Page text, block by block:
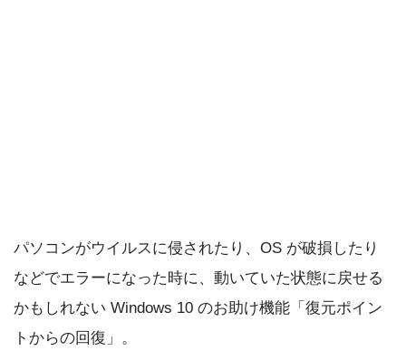
パソコンがウイルスに侵されたり、OS が破損したり
などでエラーになった時に、動いていた状態に戻せる
かもしれない Windows 10 のお助け機能「復元ポイン
トからの回復」。